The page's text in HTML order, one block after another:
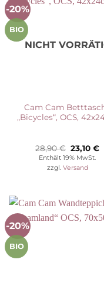
-20%
BIO
NICHT
Cam Cam
„Bicycles“, OCS,
28,90€
Preis
war:
28,90 €
23,10€
Enthält 19% MwSt.
zzgl. Versand
-20%
BIO